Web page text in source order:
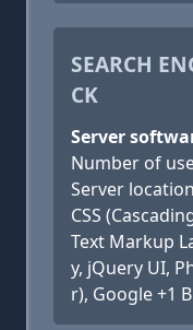
SEARCH
CK
Server
Number of
Server
CSS
Text Markup
y, jQuery UI,
r), Google +1